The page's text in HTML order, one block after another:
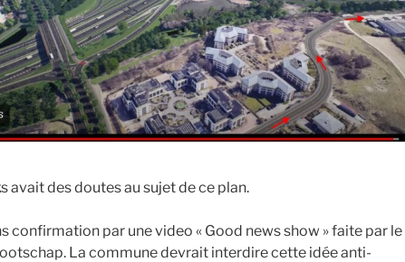
avait des doutes au sujet de ce plan.
confirmation par une video « Good news show » faite par le
La commune devrait interdire cette idée anti-